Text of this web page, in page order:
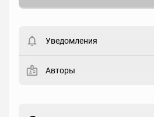
Статус
Уведомления
Авторы